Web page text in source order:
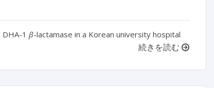
1 β-lactamase in a Korean university hospital
続きを読む